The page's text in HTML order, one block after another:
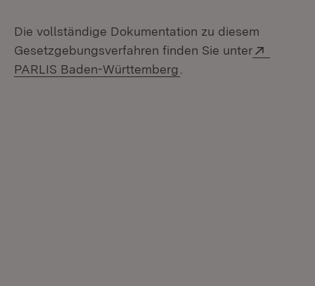
Die vollständige Dokumentation zu diesem
Gesetzgebungsverfahren finden Sie unter
PARLIS Baden-Württemberg